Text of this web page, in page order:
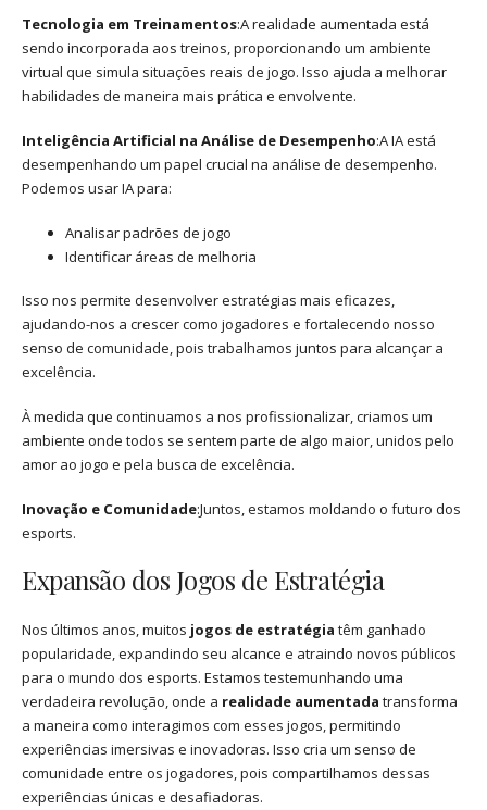
Tecnologia em Treinamentos:A realidade aumentada está
sendo incorporada aos treinos, proporcionando um ambiente
virtual que simula situações reais de jogo. Isso ajuda a melhorar
habilidades de maneira mais prática e envolvente.
Inteligência Artificial na Análise de Desempenho:A IA está
desempenhando um papel crucial na análise de desempenho.
Podemos usar IA para:
Analisar padrões de jogo
Identificar áreas de melhoria
Isso nos permite desenvolver estratégias mais eficazes,
ajudando-nos a crescer como jogadores e fortalecendo nosso
senso de comunidade, pois trabalhamos juntos para alcançar a
excelência.
À medida que continuamos a nos profissionalizar, criamos um
ambiente onde todos se sentem parte de algo maior, unidos pelo
amor ao jogo e pela busca de excelência.
Inovação e Comunidade:Juntos, estamos moldando o futuro dos
esports.
Expansão dos Jogos de Estratégia
Nos últimos anos, muitos jogos de estratégia têm ganhado
popularidade, expandindo seu alcance e atraindo novos públicos
para o mundo dos esports. Estamos testemunhando uma
verdadeira revolução, onde a realidade aumentada transforma
a maneira como interagimos com esses jogos, permitindo
experiências imersivas e inovadoras. Isso cria um senso de
comunidade entre os jogadores, pois compartilhamos dessas
experiências únicas e desafiadoras.